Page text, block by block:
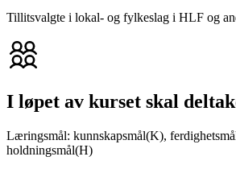
Tillitsvalgte i lokal- og fylkeslag i HLF og
I løpet av kurset skal
Læringsmål: kunnskapsmål(K),
holdningsmål(H)